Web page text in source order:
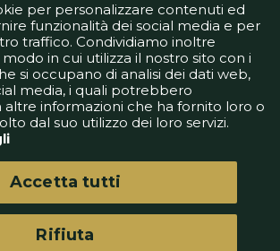
Informativa Privacy
Informativa Cookie
Tech App
Gestione preferenze
è un sito di GBO Italy Spa
per personalizzare contenuti ed
funzionalità dei social media e per
traffico. Condividiamo inoltre
in cui utilizza il nostro sito con i
si occupano di analisi dei dati web,
media, i quali potrebbero
informazioni che ha fornito loro o
dal suo utilizzo dei loro servizi.
Rifiuta
Accetta tutti